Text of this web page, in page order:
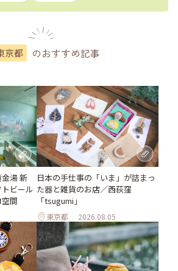
京都 のおすすめ記事
湯 新
ビール
間
日本の手仕事の「いま」が詰まっ
た器と雑貨のお店／西荻窪
「tsugumi」
東京都 2026.08.05